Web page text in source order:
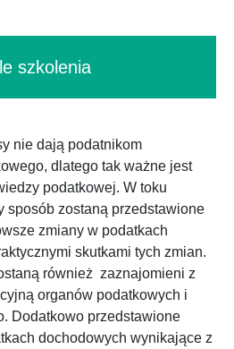
szkolenia
nie dają podatnikom
dlatego tak ważne jest
podatkowej. W toku
sposób zostaną przedstawione
zmiany w podatkach
skutkami tych zmian.
również zaznajomieni z
organów podatkowych i
Dodatkowo przedstawione
dochodowych wynikające z